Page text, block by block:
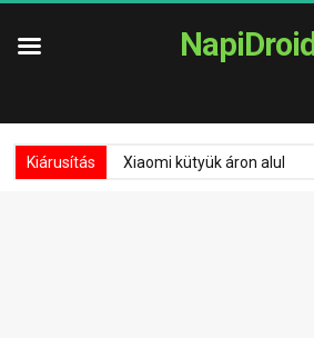
NapiDroid
Kiárusítás Xiaomi kütyük áron alul